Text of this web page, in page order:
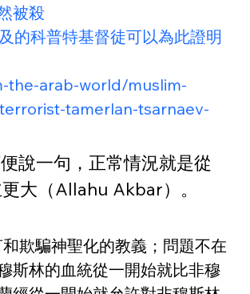
被殺
科普特基督徒可以為此證明
the-arab-world/muslim-
tamerlan-tsarnaev-
說一句，正常情況就是從
大（Allahu Akbar）。
欺騙神聖化的教義；問題不在
斯林的血統從一開始就比非穆